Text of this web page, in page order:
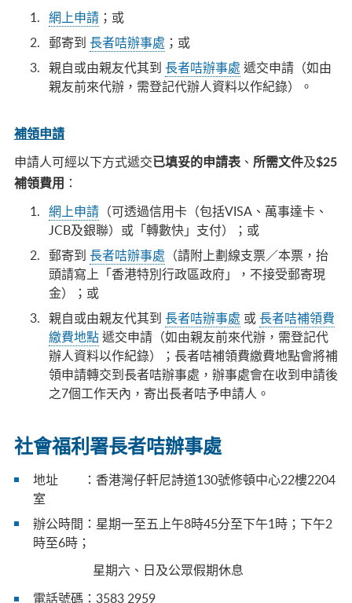
網上申請 ；或
郵寄到 長者咭辦事處 ；或
親自或由親友代其到 長者咭辦事處 遞交申請（如由
親友前來代辦，需登記代辦人資料以作紀錄）。
補領申請
申請人可經以下方式遞交已填妥的申請表、 所需文件及$25
補領費用
：
網上申請 （可透過信用卡（包括VISA、萬事達卡、
JCB及銀聯）或「轉數快」支付）；或
郵寄到 長者咭辦事處 （請附上劃線支票／本票，抬
頭請寫上「香港特別行政區政府」，不接受郵寄現
金）；或
親自或由親友代其到 長者咭辦事處 或長者咭補領費
繳費地點遞交申請（如由親友前來代辦，需登記代
辦人資料以作紀錄）；長者咭補領費繳費地點會將補
領申請轉交到長者咭辦事處，辦事處會在收到申請後
之7個工作天內，寄出長者咭予申請人。
社會福利署長者咭辦事處
地址 ：香港灣仔軒尼詩道130號修頓中心22樓2204
室
辦公時間：星期一至五上午8時45分至下午1時；下午2
時至6時；
星期六、日及公眾假期休息
電話號碼： 3583 2959